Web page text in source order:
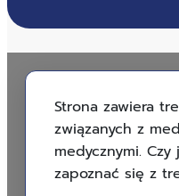
Strona zawiera
związanych z
medycznymi.
zapoznać się z